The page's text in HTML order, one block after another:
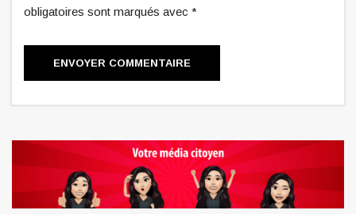
obligatoires sont marqués avec *
ENVOYER COMMENTAIRE